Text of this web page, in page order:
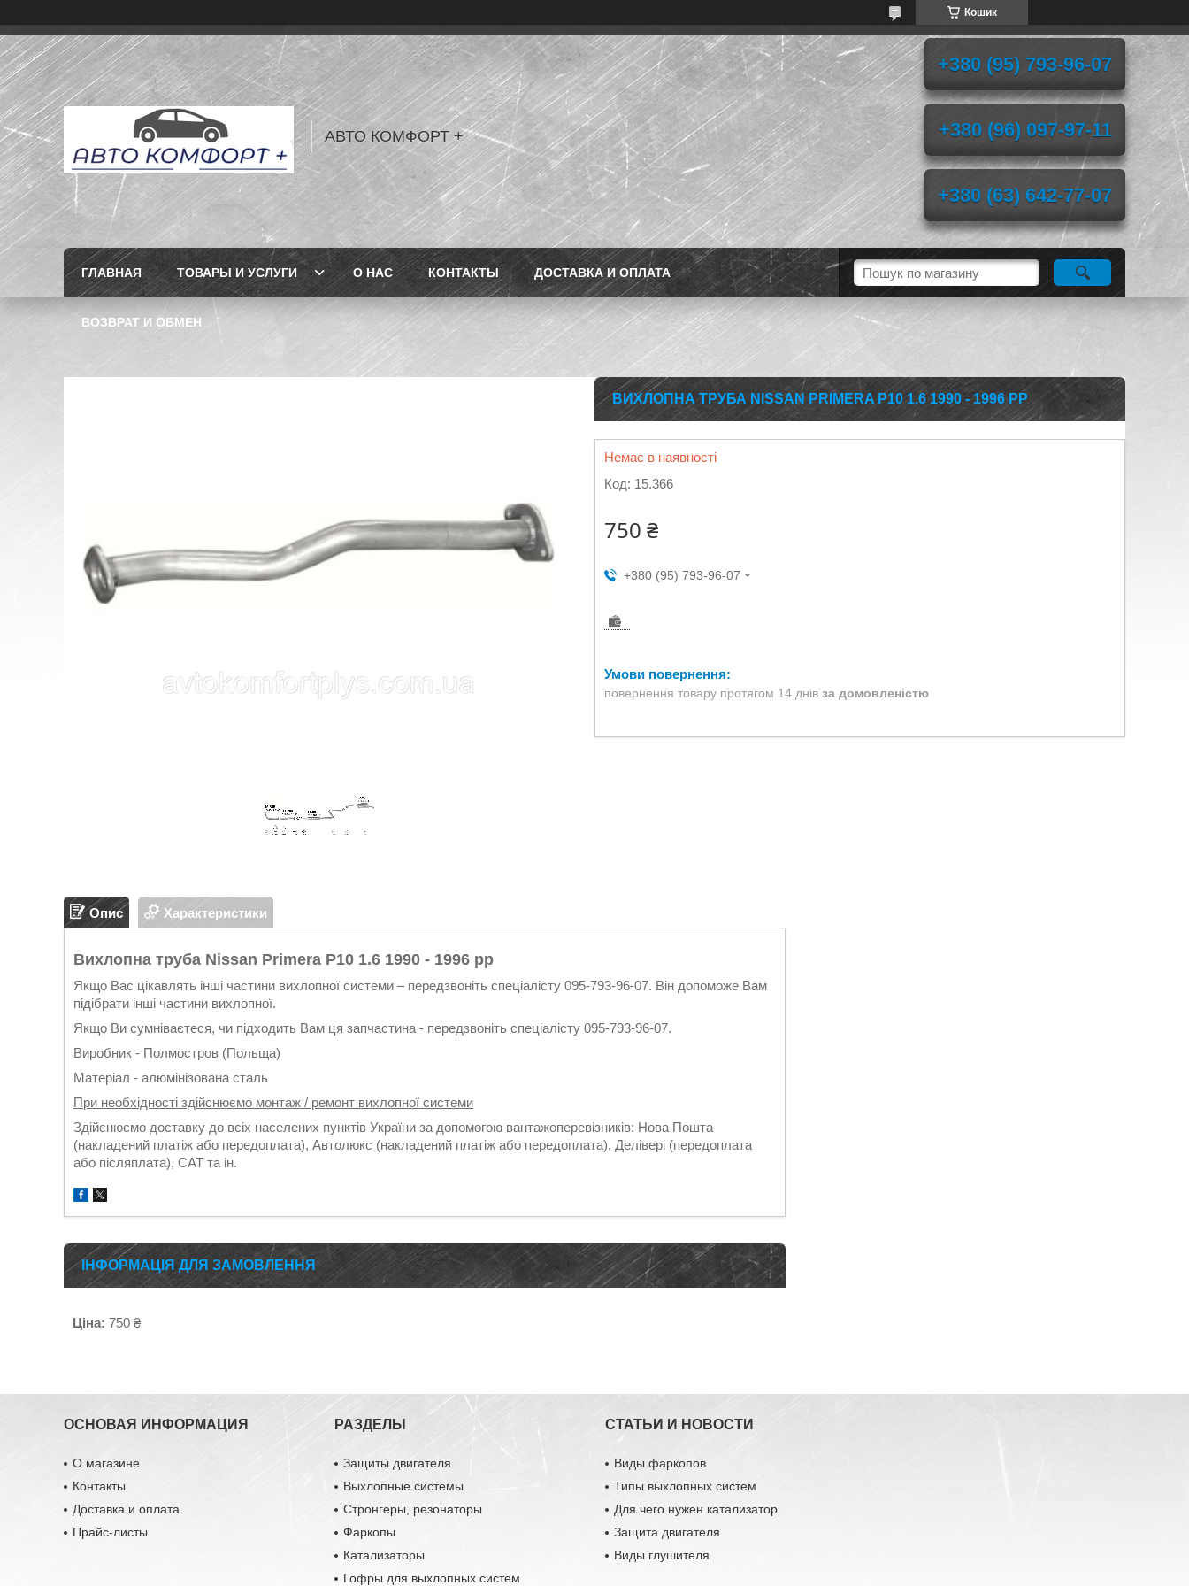
Кошик
АВТО КОМФОРТ +
+380 (95) 793-96-07
+380 (96) 097-97-11
+380 (63) 642-77-07
ГЛАВНАЯ ТОВАРЫ И УСЛУГИ О НАС КОНТАКТЫ ДОСТАВКА И ОПЛАТА
ВОЗВРАТ И ОБМЕН
ВИХЛОПНА ТРУБА NISSAN PRIMERA P10 1.6 1990 - 1996 РР
Немає в наявності
Код: 15.366
750 ₴
+380 (95) 793-96-07
повернення товару протягом 14 днів за домовленістю
Опис Характеристики
Вихлопна труба Nissan Primera P10 1.6 1990 - 1996 рр
Якщо Вас цікавлять інші частини вихлопної системи – передзвоніть спеціалісту 095-793-96-07. Він допоможе Вам
підібрати інші частини вихлопної.
Якщо Ви сумніваєтеся, чи підходить Вам ця запчастина - передзвоніть спеціалісту 095-793-96-07.
Виробник - Полмостров (Польща)
Матеріал - алюмінізована сталь
При необхідності здійснюємо монтаж / ремонт вихлопної системи
Здійснюємо доставку до всіх населених пунктів України за допомогою вантажоперевізників: Нова Пошта
(накладений платіж або передоплата), Автолюкс (накладений платіж або передоплата), Делівері (передоплата
або післяплата), САТ та ін.
ІНФОРМАЦІЯ ДЛЯ ЗАМОВЛЕННЯ
Ціна: 750 ₴
ОСНОВАЯ ИНФОРМАЦИЯ
О магазине
Контакты
Доставка и оплата
Прайс-листы
РАЗДЕЛЫ
Защиты двигателя
Выхлопные системы
Стронгеры, резонаторы
Фаркопы
Катализаторы
Гофры для выхлопных систем
СТАТЬИ И НОВОСТИ
Виды фаркопов
Типы выхлопных систем
Для чего нужен катализатор
Защита двигателя
Виды глушителя